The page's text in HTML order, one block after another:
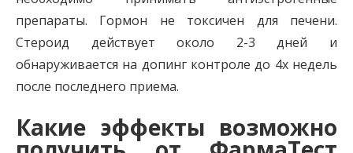
препараты. Гормон не токсичен для печени.
Стероид действует около 2-3 дней и
обнаруживается на допинг контроле до 4х недель
после последнего приема.
Какие эффекты возможно